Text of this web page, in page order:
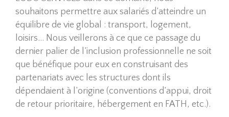
souhaitons permettre aux salariés d’atteindre un
équilibre de vie global : transport, logement,
loisirs… Nous veillerons à ce que ce passage du
dernier palier de l’inclusion professionnelle ne soit
que bénéfique pour eux en construisant des
partenariats avec les structures dont ils
dépendaient à l’origine (conventions d’appui, droit
de retour prioritaire, hébergement en FATH, etc.).